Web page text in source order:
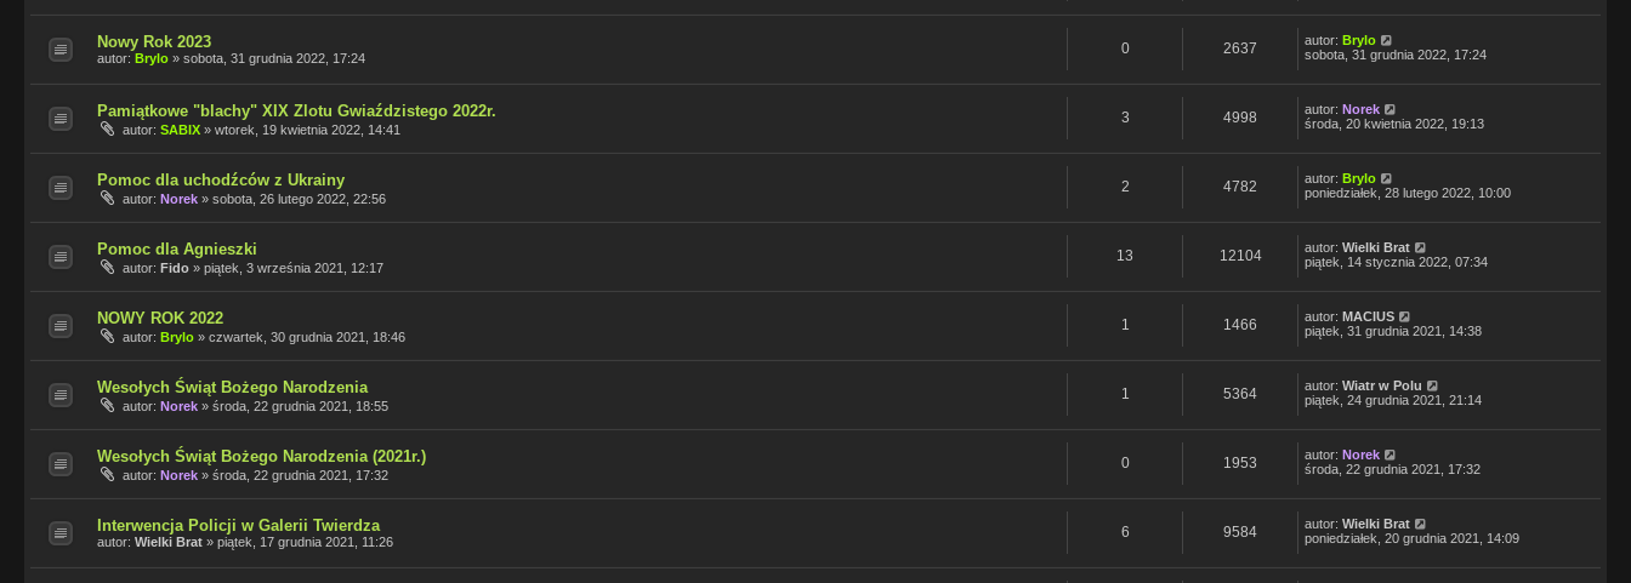
Nowy Rok 2023
autor: Brylo » sobota, 31 grudnia 2022, 17:24
0 2637 autor: Brylo
sobota, 31 grudnia 2022, 17:24
Pamiątkowe "blachy" XIX Zlotu Gwiaździstego 2022r.
autor: SABIX » wtorek, 19 kwietnia 2022, 14:41
3 4998 autor: Norek
środa, 20 kwietnia 2022, 19:13
Pomoc dla uchodźców z Ukrainy
autor: Norek » sobota, 26 lutego 2022, 22:56
2 4782 autor: Brylo
poniedziałek, 28 lutego 2022, 10:00
Pomoc dla Agnieszki
autor: Fido » piątek, 3 września 2021, 12:17
13 12104 autor: Wielki Brat
piątek, 14 stycznia 2022, 07:34
NOWY ROK 2022
autor: Brylo » czwartek, 30 grudnia 2021, 18:46
1 1466 autor: MACIUS
piątek, 31 grudnia 2021, 14:38
Wesołych Świąt Bożego Narodzenia
autor: Norek » środa, 22 grudnia 2021, 18:55
1 5364 autor: Wiatr w Polu
piątek, 24 grudnia 2021, 21:14
Wesołych Świąt Bożego Narodzenia (2021r.)
autor: Norek » środa, 22 grudnia 2021, 17:32
0 1953 autor: Norek
środa, 22 grudnia 2021, 17:32
Interwencja Policji w Galerii Twierdza
autor: Wielki Brat » piątek, 17 grudnia 2021, 11:26
6 9584 autor: Wielki Brat
poniedziałek, 20 grudnia 2021, 14:09